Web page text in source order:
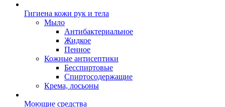
Гигиена кожи рук и тела
Мыло
Антибактериальное
Жидкое
Пенное
Кожные антисептики
Бесспиртовые
Cпиртосодержащие
Крема, лосьоны
Моющие средства